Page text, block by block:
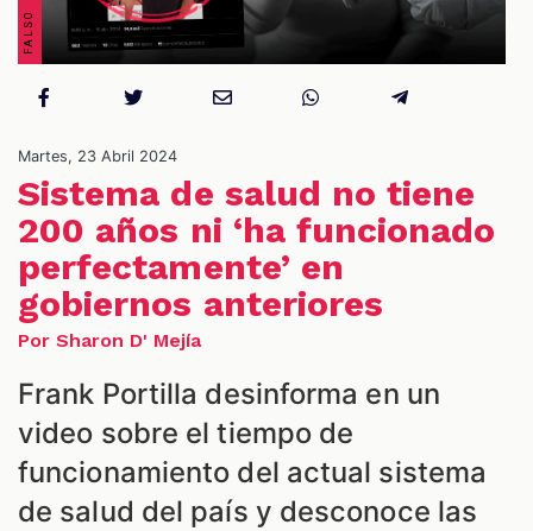
Martes, 23 Abril 2024
Sistema de salud no tiene
200 años ni ‘ha funcionado
perfectamente’ en
gobiernos anteriores
Por Sharon D' Mejía
Frank Portilla desinforma en un
video sobre el tiempo de
funcionamiento del actual sistema
de salud del país y desconoce las